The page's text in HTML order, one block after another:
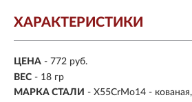
ХАРАКТЕРИСТИКИ
ЦЕНА - 772 руб.
ВЕС - 18 гр
МАРКА СТАЛИ - X55CrMo14 -